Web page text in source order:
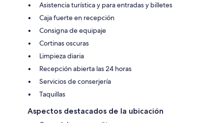
Asistencia turística y para entradas y billetes
Caja fuerte en recepción
Consigna de equipaje
Cortinas oscuras
Limpieza diaria
Recepción abierta las 24 horas
Servicios de conserjería
Taquillas
Aspectos destacados de la ubicación